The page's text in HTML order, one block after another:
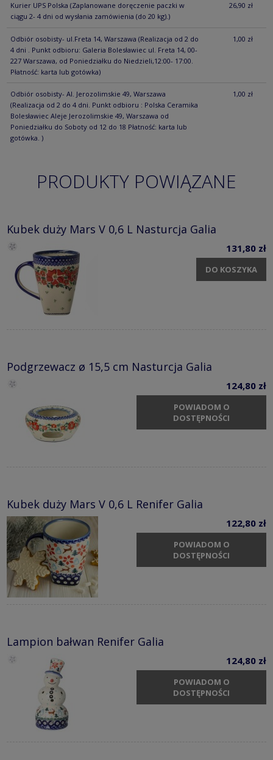
Kurier UPS Polska (Zaplanowane doręczenie paczki w
ciągu 2- 4 dni od wysłania zamówienia (do 20 kg).)
26,90 zł
Odbiór osobisty- ul.Freta 14, Warszawa (Realizacja od 2 do
4 dni . Punkt odbioru: Galeria Bolesławiec ul. Freta 14, 00-
227 Warszawa, od Poniedziałku do Niedzieli,12:00- 17:00.
Płatność: karta lub gotówka)
1,00 zł
Odbiór osobisty- Al. Jerozolimskie 49, Warszawa
(Realizacja od 2 do 4 dni. Punkt odbioru : Polska Ceramika
Bolesławiec Aleje Jerozolimskie 49, Warszawa od
Poniedziałku do Soboty od 12 do 18 Płatność: karta lub
gotówka. )
1,00 zł
PRODUKTY POWIĄZANE
Kubek duży Mars V 0,6 L Nasturcja Galia
131,80 zł
DO KOSZYKA
Podgrzewacz ø 15,5 cm Nasturcja Galia
124,80 zł
POWIADOM O
DOSTĘPNOŚCI
Kubek duży Mars V 0,6 L Renifer Galia
122,80 zł
POWIADOM O
DOSTĘPNOŚCI
Lampion bałwan Renifer Galia
124,80 zł
POWIADOM O
DOSTĘPNOŚCI